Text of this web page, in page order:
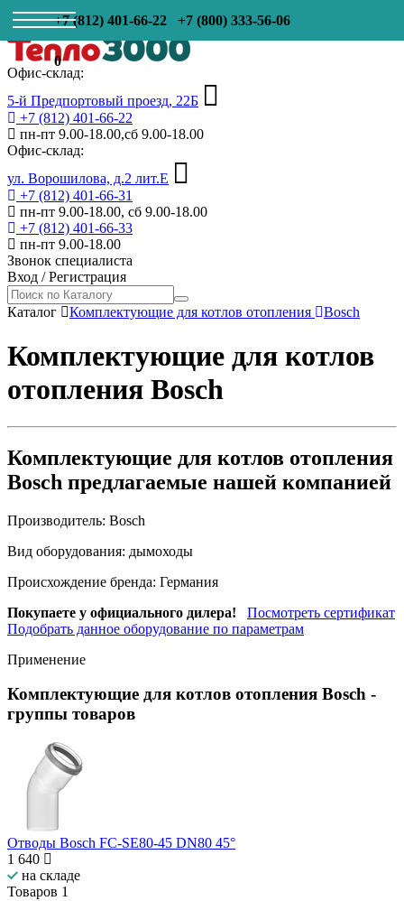
+7 (812) 401-66-22 +7 (800) 333-56-06
0
Офис-склад:
5-й Предпортовый проезд, 22Б
+7 (812) 401-66-22
пн-пт 9.00-18.00,сб 9.00-18.00
Офис-склад:
ул. Ворошилова, д.2 лит.Е
+7 (812) 401-66-31
пн-пт 9.00-18.00, сб 9.00-18.00
+7 (812) 401-66-33
пн-пт 9.00-18.00
Звонок специалиста
Вход /Регистрация
Каталог Комплектующие для котлов отопления Bosch
Комплектующие для котлов
отопления Bosch
Комплектующие для котлов отопления
Bosch предлагаемые нашей компанией
Производитель: Bosch
Вид оборудования: дымоходы
Происхождение бренда: Германия
Покупаете у официального дилера!
Посмотреть сертификат
Подобрать данное оборудование по параметрам
Применение
Комплектующие для котлов отопления Bosch -
группы товаров
Отводы Bosch FC-SE80-45 DN80 45°
1 640
на складе
Товаров 1